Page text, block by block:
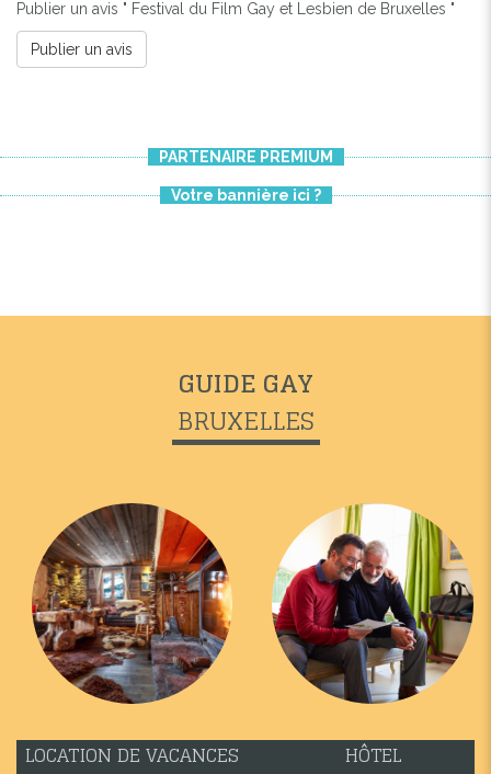
Publier un avis " Festival du Film Gay et Lesbien de Bruxelles "
Publier un avis
PARTENAIRE PREMIUM
Votre bannière ici ?
GUIDE GAY
BRUXELLES
LOCATION DE VACANCES HÔTEL